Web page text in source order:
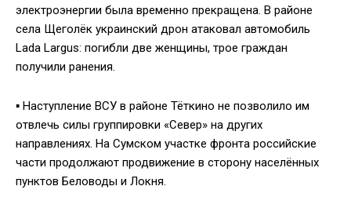
электроэнергии была временно прекращена. В районе
села Щеголёк украинский дрон атаковал автомобиль
Lada Largus: погибли две женщины, трое граждан
получили ранения.
▪️ Наступление ВСУ в районе Тёткино не позволило им
отвлечь силы группировки «Север» на других
направлениях. На Сумском участке фронта российские
части продолжают продвижение в сторону населённых
пунктов Беловоды и Локня.